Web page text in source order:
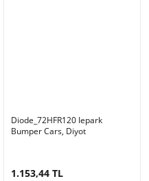
Diode_72HFR120 Iepark
Bumper Cars, Diyot
1.153,44 TL